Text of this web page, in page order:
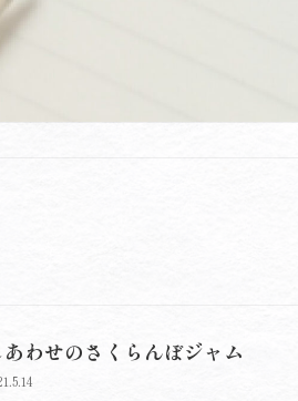
わせのさくらんぼジャム